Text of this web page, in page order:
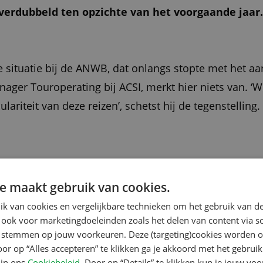
ten opzichte van het voorgaande
situatie bij de ANWB, dat onlangs stopte met het
Touroperating bij ACSI, merkt hier niets van.
van deze reizen’, schetst hij de tegenstelling.
de combinatie van kennis en leergierigheid.
1985 organiseren we ook groepskampeerreizen.
ervaring kunnen bieden. Unieke
als Duitse gasten.’
maakt gebruik van cookies.
van cookies en vergelijkbare technieken om het gebruik van
voor marketingdoeleinden zoals het delen van content via
op jouw voorkeuren. Deze (targeting)cookies worden
op “Alles accepteren” te klikken ga je akkoord met het